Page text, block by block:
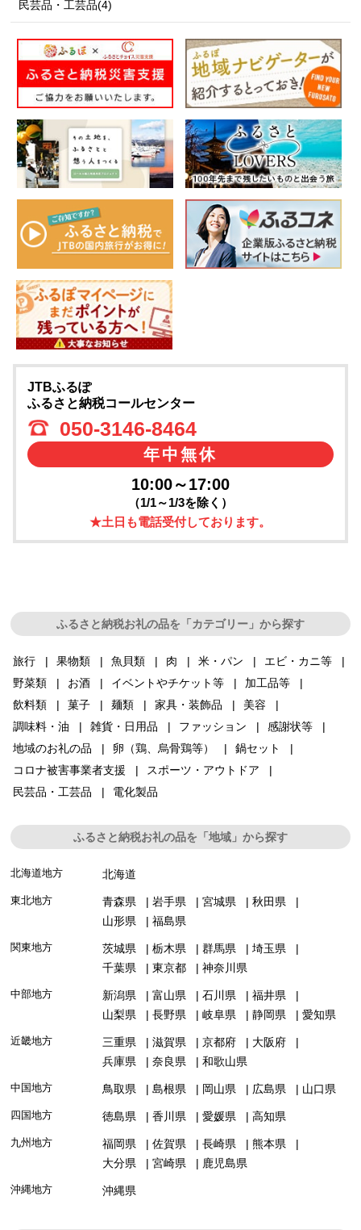
民芸品・工芸品(4)
JTBふるぽ
ふるさと納税コールセンター
050-3146-8464
年中無休
10:00～17:00
（1/1～1/3を除く）
★土日も電話受付しております。
ふるさと納税お礼の品を「カテゴリー」から探す
旅行 果物類 魚貝類 肉 米・パン
エビ・カニ等
野菜類
お酒 イベントやチケット等
加工品等
飲料類
菓子 麺類 家具・装飾品
美容
調味料・油
雑貨・日用品 ファッション
感謝状等
地域のお礼の品
卵（鶏、烏骨鶏等）
鍋セット
コロナ被害事業者支援
スポーツ・アウトドア
民芸品・工芸品
電化製品
ふるさと納税お礼の品を「地域」から探す
北海道地方 北海道
東北地方 青森県 岩手県 宮城県
秋田県
山形県
福島県
関東地方 茨城県 栃木県 群馬県
埼玉県
千葉県
東京都 神奈川県
中部地方 新潟県 富山県 石川県
福井県
山梨県
長野県 岐阜県 静岡県 愛知県
近畿地方 三重県 滋賀県 京都府
大阪府
兵庫県
奈良県 和歌山県
中国地方 鳥取県 島根県 岡山県 広島県 山口県
四国地方 徳島県 香川県 愛媛県 高知県
九州地方 福岡県 佐賀県 長崎県
熊本県
大分県
宮崎県 鹿児島県
沖縄地方 沖縄県